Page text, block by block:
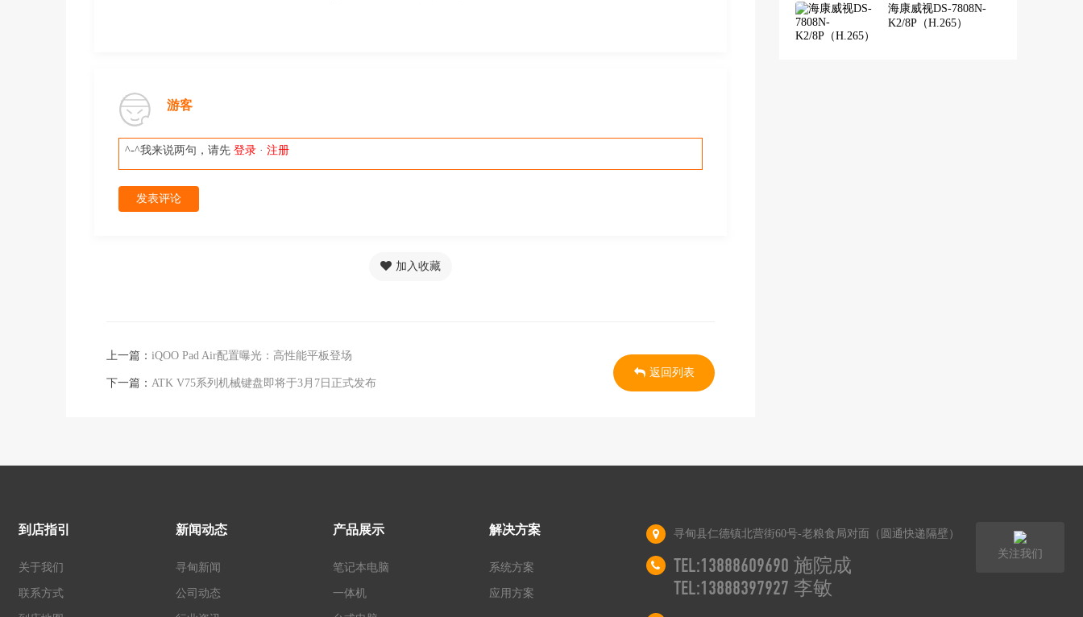
游客
^-^我来说两句，请先 登录 · 注册
发表评论
加入收藏
上一篇： iQOO Pad Air配置曝光：高性能平板登场
下一篇： ATK V75系列机械键盘即将于3月7日正式发布
返回列表
海康威视DS-7808N-
K2/8P（H.265）
到店指引
关于我们
联系方式
新闻动态
寻甸新闻
公司动态
产品展示
笔记本电脑
一体机
解决方案
系统方案
应用方案
寻甸县仁德镇北营街60号-老粮食局对面（圆通快递隔壁）
TEL:13888609690 施院成
TEL:13888397927 李敏
关注我们